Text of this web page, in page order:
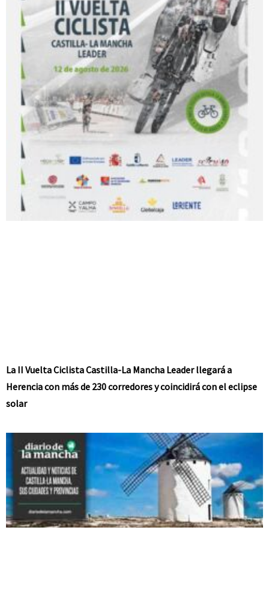
La II Vuelta Ciclista Castilla-La Mancha Leader llegará a
Herencia con más de 230 corredores y coincidirá con el eclipse
solar